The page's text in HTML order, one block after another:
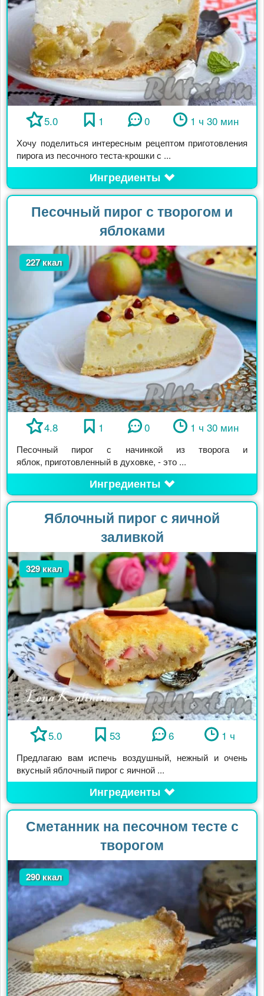
5.0 1 0 1 ч 30 мин
Хочу поделиться интересным рецептом приготовления
пирога из песочного теста-крошки с ...
Ингредиенты
Песочный пирог с творогом и
яблоками
227 ккал
4.8 1 0 1 ч 30 мин
Песочный пирог с начинкой из творога и
яблок, приготовленный в духовке, - это ...
Ингредиенты
Яблочный пирог с яичной
заливкой
329 ккал
5.0 53 6 1 ч
Предлагаю вам испечь воздушный, нежный и очень
вкусный яблочный пирог с яичной ...
Ингредиенты
Сметанник на песочном тесте с
творогом
290 ккал